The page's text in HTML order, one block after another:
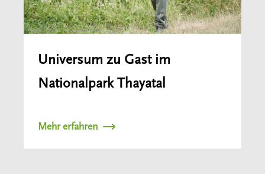
Universum zu Gast im
Nationalpark Thayatal
Mehr erfahren